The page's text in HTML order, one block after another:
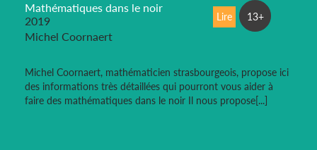
Mathématiques dans le noir
2019
Michel Coornaert
Michel Coornaert, mathématicien strasbourgeois, propose ici
des informations très détaillées qui pourront vous aider à
faire des mathématiques dans le noir Il nous propose[...]
Lire 13+